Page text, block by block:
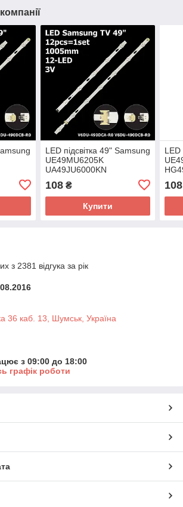
LED підсвітка 49" Samsung
UE49MU6205K
UA49JU6000KN
108₴
Купити
LED
108
з 2381 відгука за рік
36 каб. 13, Шумськ, Україна
з 09:00 до 18:00
графік роботи